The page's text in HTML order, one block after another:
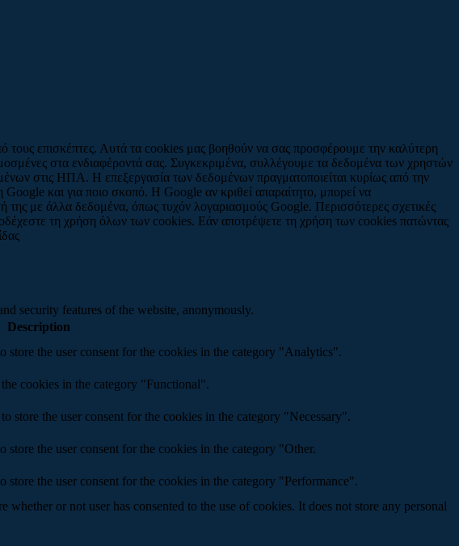
τους επισκέπτες. Αυτά τα cookies μας βοηθούν να σας προσφέρουμε την καλύτερη
στα ενδιαφέροντά σας. Συγκεκριμένα, συλλέγουμε τα δεδομένα των χρηστών
στις ΗΠΑ. Η επεξεργασία των δεδομένων πραγματοποιείται κυρίως από την
και για ποιο σκοπό. Η Google αν κριθεί απαραίτητο, μπορεί να
της με άλλα δεδομένα, όπως τυχόν λογαριασμούς Google. Περισσότερες σχετικές
τη χρήση όλων των cookies. Εάν αποτρέψετε τη χρήση των cookies πατώντας
security features of the website, anonymously.
Description
the user consent for the cookies in the category "Analytics".
cookies in the category "Functional".
store the user consent for the cookies in the category "Necessary".
the user consent for the cookies in the category "Other.
the user consent for the cookies in the category "Performance".
or not user has consented to the use of cookies. It does not store any personal